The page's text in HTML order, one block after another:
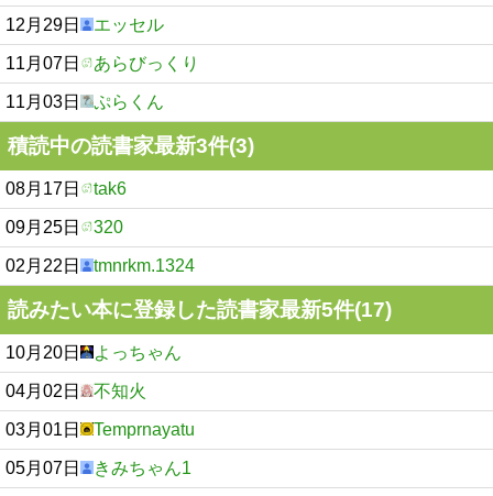
12月29日 エッセル
11月07日 あらびっくり
11月03日 ぷらくん
積読中の読書家最新3件(3)
08月17日 tak6
09月25日 320
02月22日 tmnrkm.1324
読みたい本に登録した読書家最新5件(17)
10月20日 よっちゃん
04月02日 不知火
03月01日 Temprnayatu
05月07日 きみちゃん1